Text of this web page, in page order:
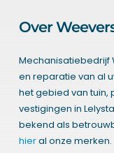
Over
Mechanisatiebedrijf
en reparatie van al
het gebied van tuin,
vestigingen in
bekend als
hieral onze merken.